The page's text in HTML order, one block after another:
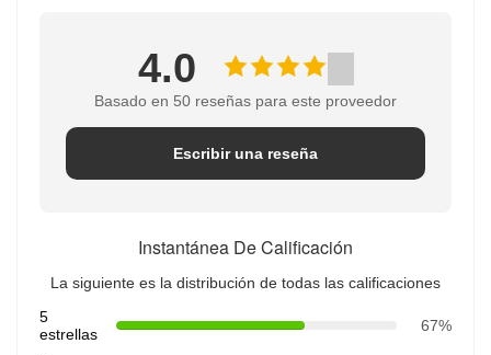
4.0
Basado en 50 reseñas para este proveedor
Escribir una reseña
Instantánea De Calificación
La siguiente es la distribución de todas las calificaciones
5
estrellas
67%